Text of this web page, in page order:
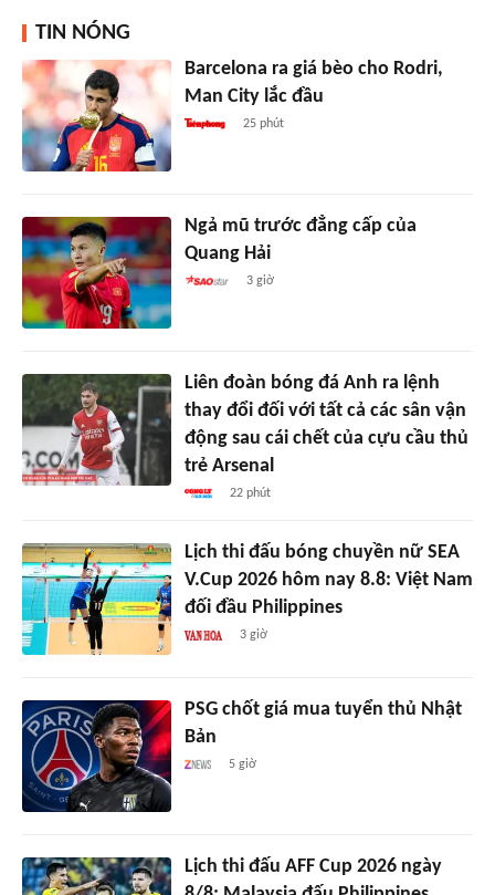
TIN NÓNG
Barcelona ra giá bèo cho Rodri,
Man City lắc đầu
25 phút
Ngả mũ trước đẳng cấp của
Quang Hải
3 giờ
Liên đoàn bóng đá Anh ra lệnh
thay đổi đối với tất cả các sân vận
động sau cái chết của cựu cầu thủ
trẻ Arsenal
22 phút
Lịch thi đấu bóng chuyền nữ SEA
V.Cup 2026 hôm nay 8.8: Việt Nam
đối đầu Philippines
3 giờ
PSG chốt giá mua tuyển thủ Nhật
Bản
5 giờ
Lịch thi đấu AFF Cup 2026 ngày